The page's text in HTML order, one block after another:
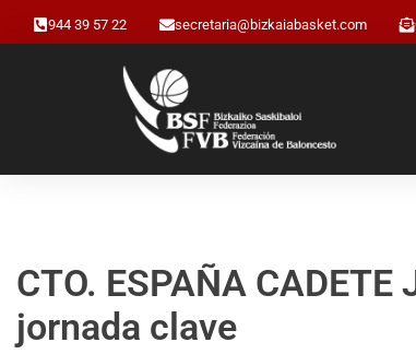
944 39 57 22 secretaria@bizkaiabasket.com
CTO. ESPAÑA
jornada clave